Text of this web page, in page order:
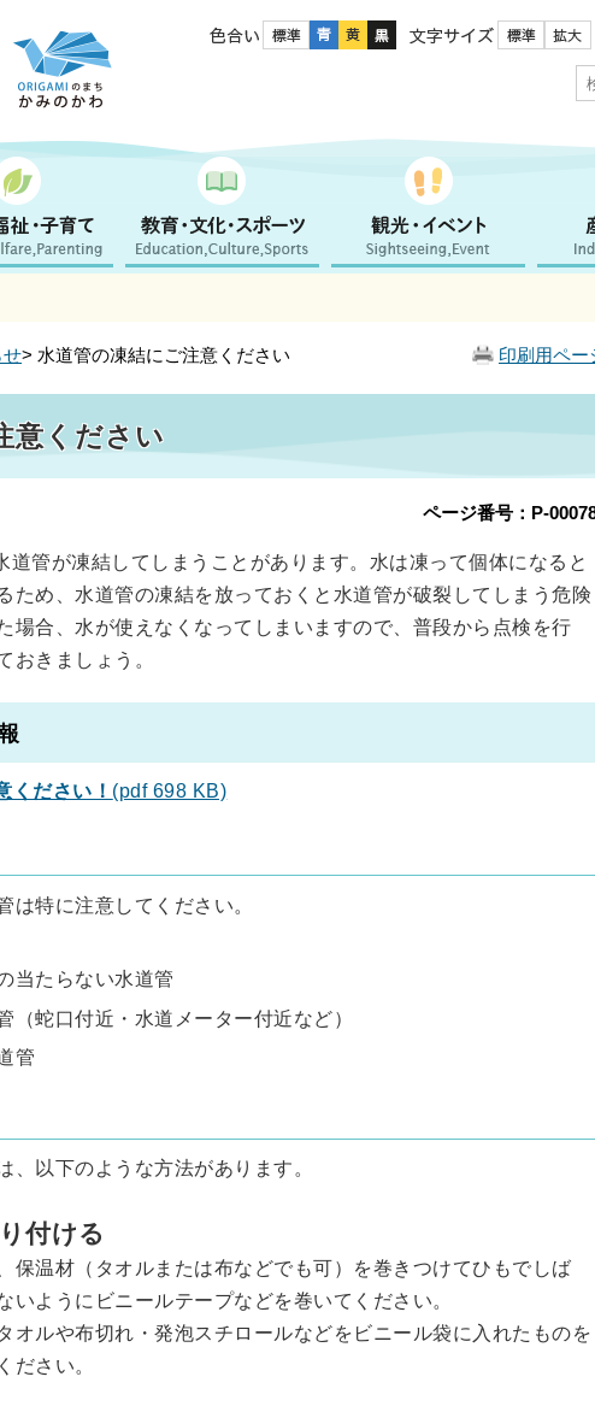
色合い 文字サイズ
印刷用ペー
せ> 水道管の凍結にご注意ください
意ください
ページ番号：P-
管が凍結してしまうことがあります。 水は凍って個体になると
ため、水道管の凍結を放っておくと水道管が破裂してしまう危険
場合、水が使えなくなってしまいますので、普段から点検を行
おきましょう。
ください！ (pdf 698 KB)
は特に注意してください。
当たらない水道管
（蛇口付近・水道メーター付近など）
管
、以下のような方法があります。
付ける
保温材（タオルまたは布などでも可）を巻きつけてひもでしば
いようにビニールテープなどを巻いてください。
オルや布切れ・発泡スチロールなどをビニール袋に入れたものを
ださい。